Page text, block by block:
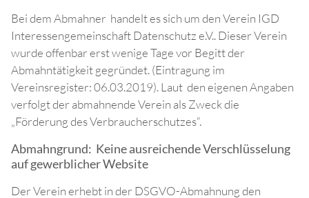
Bei dem Abmahner handelt es sich um den Verein IGD
Interessengemeinschaft Datenschutz e.V.. Dieser Verein
wurde offenbar erst wenige Tage vor Begitt der
Abmahntätigkeit gegründet. (Eintragung im
Vereinsregister: 06.03.2019). Laut den eigenen Angaben
verfolgt der abmahnende Verein als Zweck die
„Förderung des Verbraucherschutzes“.
Abmahngrund: Keine ausreichende Verschlüsselung
auf gewerblicher Website
Der Verein erhebt in der DSGVO-Abmahnung den